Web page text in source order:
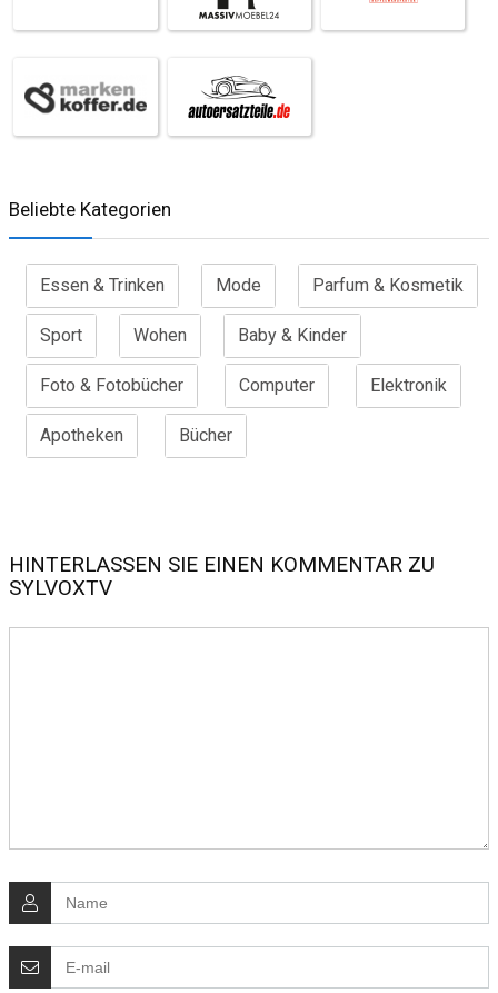
Beliebte Kategorien
Essen & Trinken Mode Parfum & Kosmetik
Sport Wohen Baby & Kinder
Foto & Fotobücher Computer Elektronik
Apotheken Bücher
HINTERLASSEN SIE EINEN KOMMENTAR ZU
SYLVOXTV